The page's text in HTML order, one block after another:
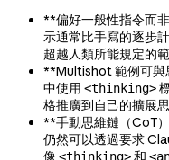
**偏好一般性指令而
示通常比手寫的逐步
超越人類所能規定的範
**Multishot 範例可與
中使用 <thinking>
格推廣到自己的擴展思
**手動思維鏈（CoT
仍然可以透過要求
像<thinking>和